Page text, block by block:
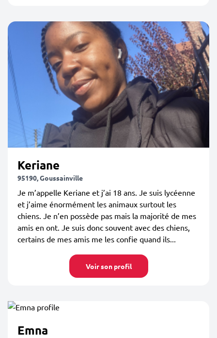
Keriane
95190, Goussainville
Je m’appelle Keriane et j’ai 18 ans. Je suis lycéenne
et j’aime énormément les animaux surtout les
chiens. Je n’en possède pas mais la majorité de mes
amis en ont. Je suis donc souvent avec des chiens,
certains de mes amis me les confie quand ils...
Voir son profil
Emna